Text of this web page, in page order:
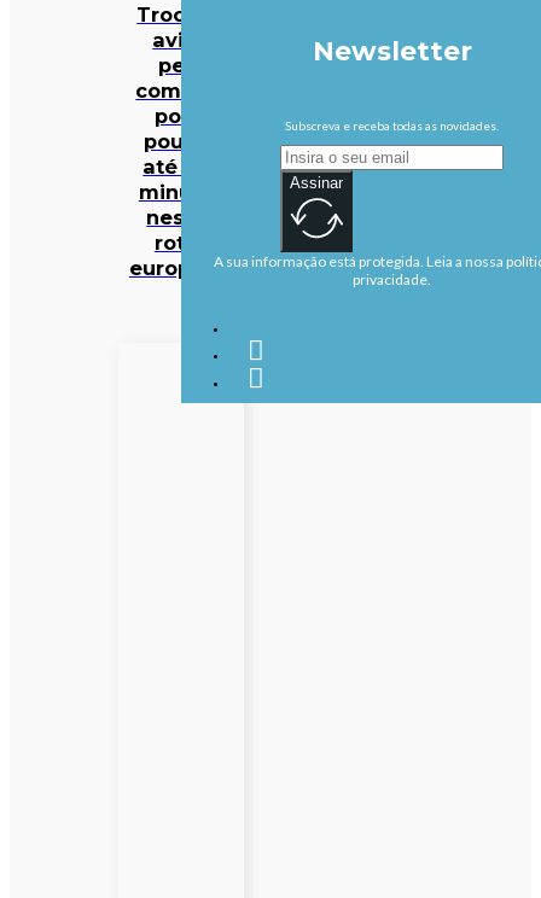
Trocar o
avião
pelo
comboio
pode
poupar
até 140
minutos
nestas
rotas
europeias
Newsletter
Subscreva e receba todas as novidades.
Assinar
A sua informação está protegida. Leia a nossa
privacidade.